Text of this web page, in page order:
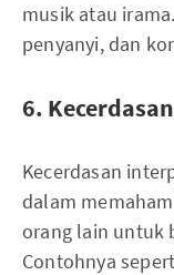
musik atau
penyanyi, dan
6.
Kecerdasan
dalam
orang lain untuk
Contohnya